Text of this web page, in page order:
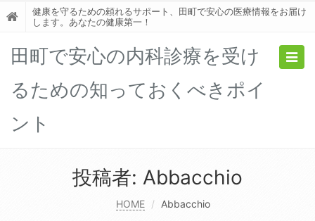
健康を守るための頼れるサポート、田町で安心の医療情報をお届け
します。あなたの健康第一！
田町で安心の内科診療を受け
るための知っておくべきポイ
ント
投稿者: Abbacchio
HOME Abbacchio